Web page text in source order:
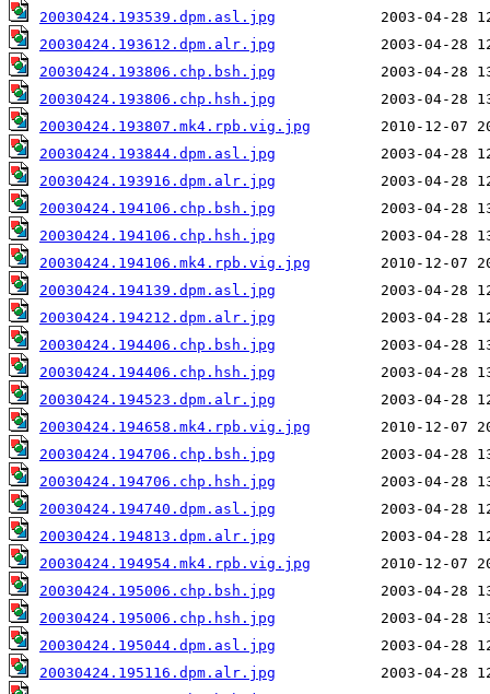
20030424.193539.dpm.asl.jpg
20030424.193612.dpm.alr.jpg
20030424.193806.chp.bsh.jpg
20030424.193806.chp.hsh.jpg
20030424.193807.mk4.rpb.vig.jpg
20030424.193844.dpm.asl.jpg
20030424.193916.dpm.alr.jpg
20030424.194106.chp.bsh.jpg
20030424.194106.chp.hsh.jpg
20030424.194106.mk4.rpb.vig.jpg
20030424.194139.dpm.asl.jpg
20030424.194212.dpm.alr.jpg
20030424.194406.chp.bsh.jpg
20030424.194406.chp.hsh.jpg
20030424.194523.dpm.alr.jpg
20030424.194658.mk4.rpb.vig.jpg
20030424.194706.chp.bsh.jpg
20030424.194706.chp.hsh.jpg
20030424.194740.dpm.asl.jpg
20030424.194813.dpm.alr.jpg
20030424.194954.mk4.rpb.vig.jpg
20030424.195006.chp.bsh.jpg
20030424.195006.chp.hsh.jpg
20030424.195044.dpm.asl.jpg
20030424.195116.dpm.alr.jpg